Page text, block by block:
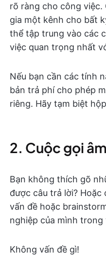
rõ ràng cho công
gia một kênh cho bất
thể tập trung vào các
việc quan trọng nhất
Nếu bạn cần các tính
bản trả phí cho phép
riêng. Hãy tạm biệt
2. Cuộc gọi
Bạn không thích gõ
được câu trả lời?
vấn đề hoặc
nghiệp của mình
Không vấn đề gì!